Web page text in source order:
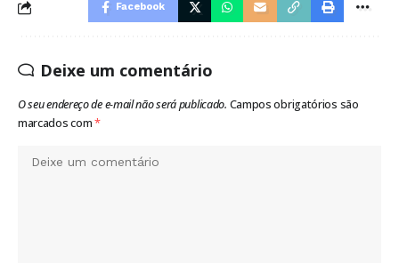
Facebook
Deixe um comentário
O seu endereço de e-mail não será publicado. Campos obrigatórios são
marcados com*